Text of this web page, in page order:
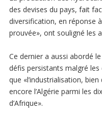
des devises du pays, fait
diversification, en réponse
prouvée», ont souligné les
Ce dernier a aussi abordé
défis persistants malgré
que «l’industrialisation,
encore l’Algérie parmi les
d’Afrique».